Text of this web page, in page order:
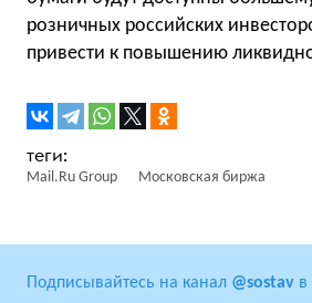
розничных российских
привести к повышению
Mail.Ru Group Московская биржа
Подписывайтесь на канал @sostav в